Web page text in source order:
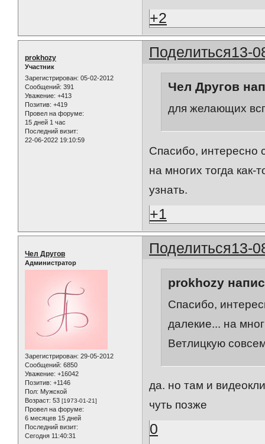
+2
Поделиться13-
prokhozy
Участник
Зарегистрирован: 05-02-2012
Сообщений: 391
Уважение: +413
Позитив: +419
Провел на форуме:
15 дней 1 час
Последний визит:
22-06-2022 19:10:59
Чел Другов
для желающих
Спасибо, интересно
на многих тогда
узнать.
+1
Поделиться13-
Чел Другов
Администратор
Зарегистрирован: 29-05-2012
Сообщений: 6850
Уважение: +16042
Позитив: +1146
Пол: Мужской
Возраст: 53 [1973-01-21]
Провел на форуме:
6 месяцев 15 дней
Последний визит:
Сегодня 11:40:31
prokhozy
Спасибо,
далекие... на
Ветлицкую
да. но там и
чуть позже
0